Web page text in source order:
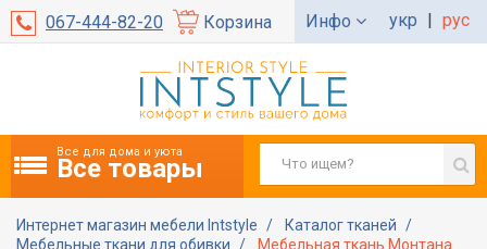
067-444-82-20 Корзина Инфо укр | рус
Все для дома и уюта
Все товары
Интернет магазин мебели Intstyle
Каталог тканей
Мебельные ткани для обивки
Мебельная ткань Монтана